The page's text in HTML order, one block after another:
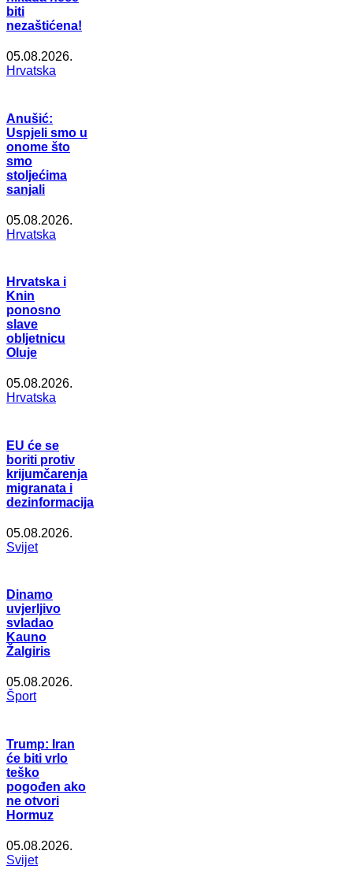
biti
nezaštićena!
05.08.2026.
Hrvatska
Anušić:
Uspjeli smo u
onome što
smo
stoljećima
sanjali
05.08.2026.
Hrvatska
Hrvatska i
Knin
ponosno
slave
obljetnicu
Oluje
05.08.2026.
Hrvatska
EU će se
boriti protiv
krijumčarenja
migranata i
dezinformacija
05.08.2026.
Svijet
Dinamo
uvjerljivo
svladao
Kauno
Žalgiris
05.08.2026.
Šport
Trump: Iran
će biti vrlo
teško
pogođen ako
ne otvori
Hormuz
05.08.2026.
Svijet